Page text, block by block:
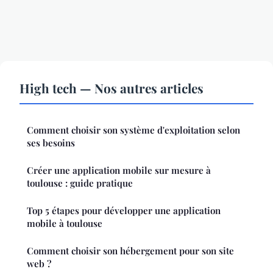
High tech — Nos autres articles
Comment choisir son système d'exploitation selon
ses besoins
Créer une application mobile sur mesure à
toulouse : guide pratique
Top 5 étapes pour développer une application
mobile à toulouse
Comment choisir son hébergement pour son site
web ?